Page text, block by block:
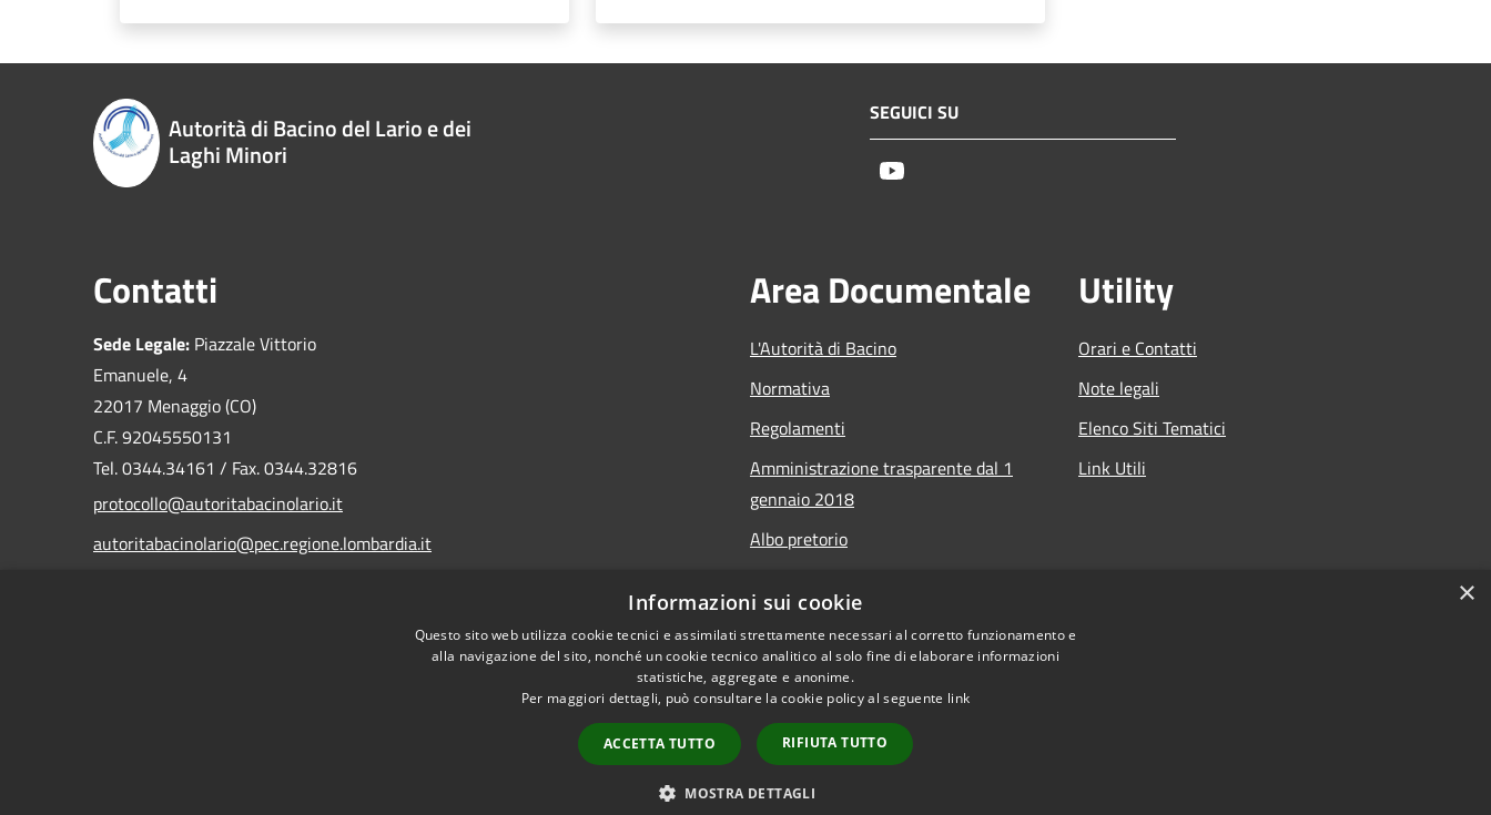
Autorità di Bacino del Lario e dei
Laghi Minori
SEGUICI SU
Contatti
Sede Legale: Piazzale Vittorio
Emanuele, 4
22017 Menaggio (CO)
C.F. 92045550131
Tel. 0344.34161 / Fax. 0344.32816
protocollo@autoritabacinolario.it
autoritabacinolario@pec.regione.lombardia.it
Area Documentale
L'Autorità di Bacino
Normativa
Regolamenti
Amministrazione trasparente dal 1
gennaio 2018
Albo pretorio
Accessibilità sito
Utility
Orari e Contatti
Note legali
Elenco Siti Tematici
Link Utili
Copyright © 2026 • Autorità di Bacino del Lario e dei Laghi Minori • Powered by
×
Informazioni sui cookie
Questo sito web utilizza cookie tecnici e assimilati strettamente necessari al corretto funzionamento e
alla navigazione del sito, nonché un cookie tecnico analitico al solo fine di elaborare informazioni
statistiche, aggregate e anonime.
Per maggiori dettagli, può consultare la cookie policy al seguente link
ACCETTA TUTTO RIFIUTA TUTTO
MOSTRA DETTAGLI